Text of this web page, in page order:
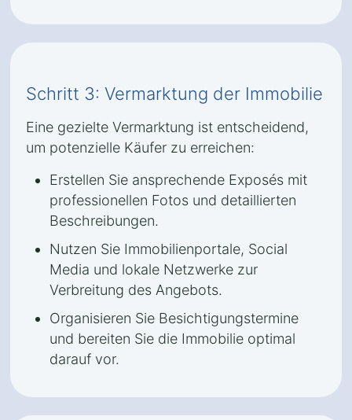
Schritt 3: Vermarktung der Immobilie
Eine gezielte Vermarktung ist entscheidend,
um potenzielle Käufer zu erreichen:
Erstellen Sie ansprechende Exposés mit
professionellen Fotos und detaillierten
Beschreibungen.
Nutzen Sie Immobilienportale, Social
Media und lokale Netzwerke zur
Verbreitung des Angebots.
Organisieren Sie Besichtigungstermine
und bereiten Sie die Immobilie optimal
darauf vor.